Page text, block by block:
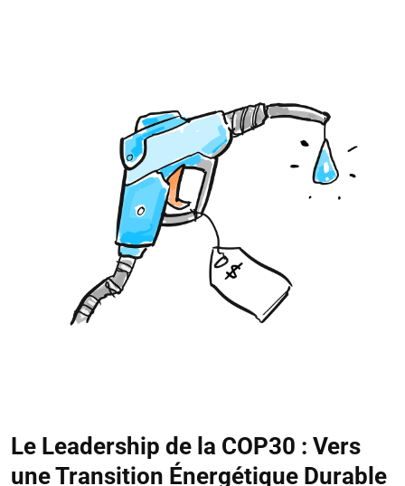
Le Leadership de la COP30 : Vers
une Transition Énergétique Durable